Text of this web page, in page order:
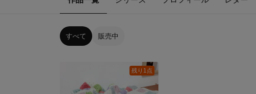
すべて 販売中
残り1点